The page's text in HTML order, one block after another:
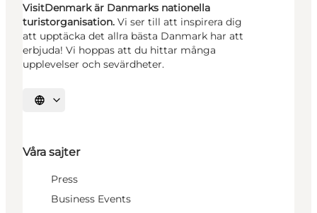
VisitDenmark är Danmarks nationella
turistorganisation. Vi ser till att inspirera dig
att upptäcka det allra bästa Danmark har att
erbjuda! Vi hoppas att du hittar många
upplevelser och sevärdheter.
Välj språk
Våra sajter
Press
Business Events